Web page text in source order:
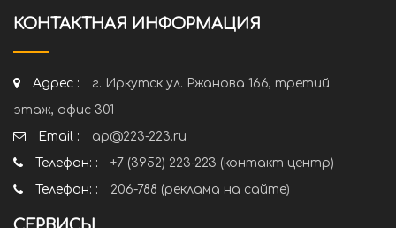
КОНТАКТНАЯ ИНФОРМАЦИЯ
Адрес :
г. Иркутск ул. Ржанова 166, третий
этаж, офис 301
Email :
ap@223-223.ru
Телефон: :
+7 (3952) 223-223 (контакт центр)
Телефон: :
206-788 (реклама на сайте)